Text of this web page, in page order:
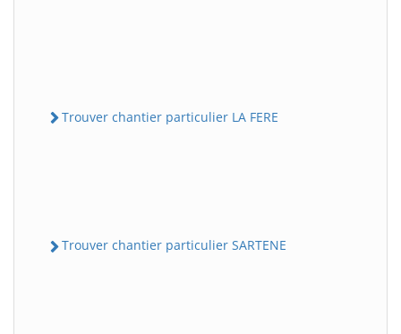
Trouver chantier particulier LA FERE
Trouver chantier particulier SARTENE